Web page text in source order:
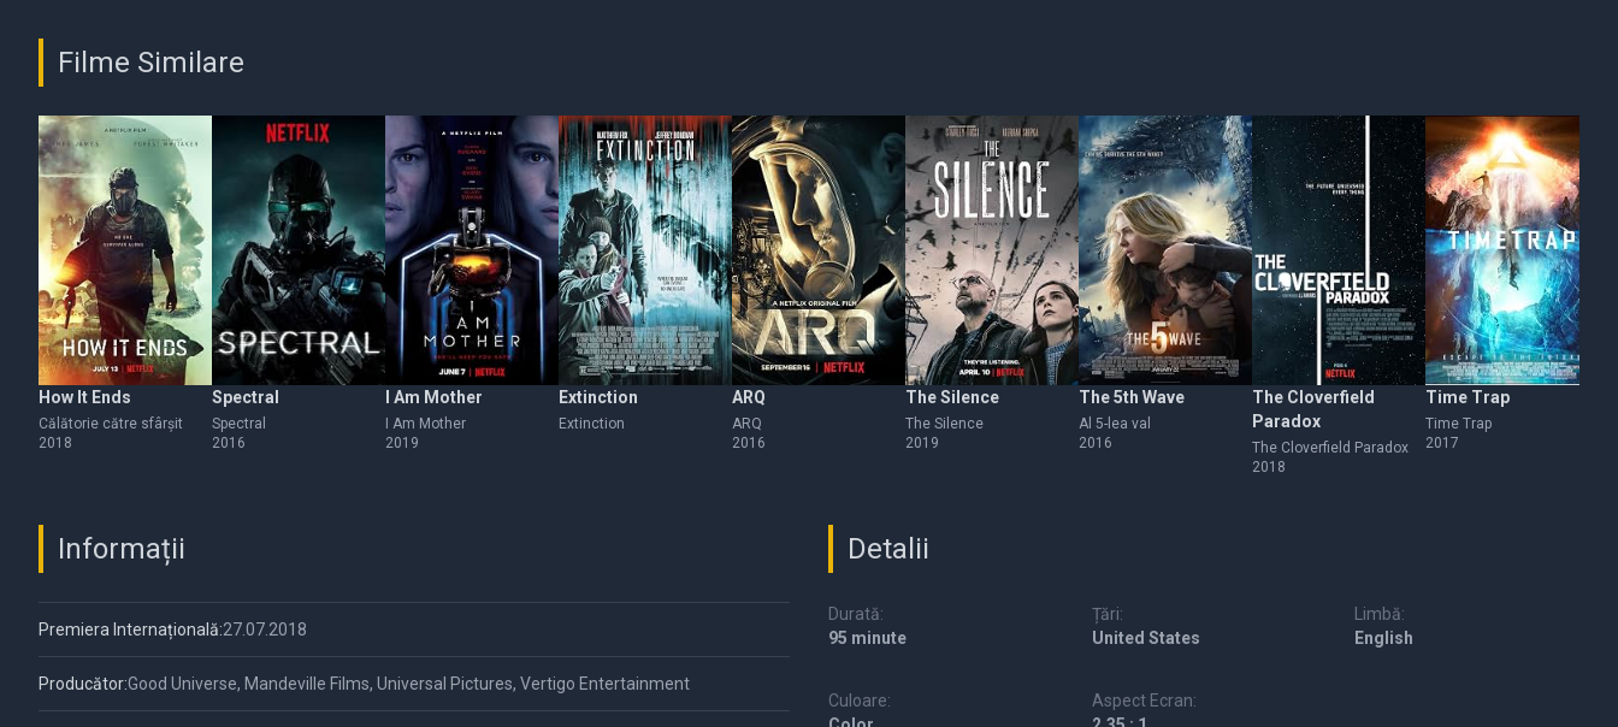
Filme Similare
How It Ends
Călătorie către sfârșit
2018
Spectral
Spectral
2016
I Am Mother
I Am Mother
2019
Extinction
Extinction
ARQ
ARQ
2016
The Silence
The Silence
2019
The 5th Wave
Al 5-lea val
2016
The Cloverfield
Paradox
The Cloverfield Paradox
2018
Time Trap
Time Trap
2017
Informații
Premiera Internațională:27.07.2018
Producător:Good Universe, Mandeville Films, Universal Pictures, Vertigo Entertainment
Detalii
Durată:
95 minute
Țări:
United States
Limbă:
English
Culoare:
Aspect Ecran: